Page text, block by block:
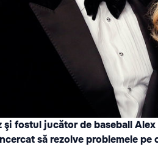
fostul jucător de baseball
să rezolve problemele pe